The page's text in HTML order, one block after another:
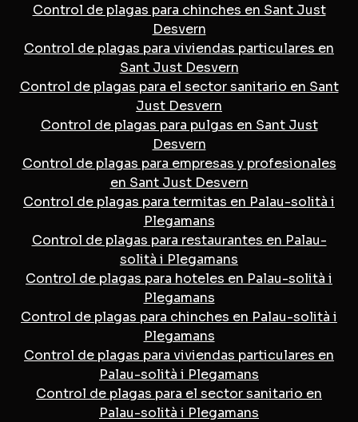
Control de plagas para chinches en Sant Just
Desvern
Control de plagas para viviendas particulares en
Sant Just Desvern
Control de plagas para el sector sanitario en Sant
Just Desvern
Control de plagas para pulgas en Sant Just
Desvern
Control de plagas para empresas y profesionales
en Sant Just Desvern
Control de plagas para termitas en Palau-solità i
Plegamans
Control de plagas para restaurantes en Palau-
solità i Plegamans
Control de plagas para hoteles en Palau-solità i
Plegamans
Control de plagas para chinches en Palau-solità i
Plegamans
Control de plagas para viviendas particulares en
Palau-solità i Plegamans
Control de plagas para el sector sanitario en
Palau-solità i Plegamans